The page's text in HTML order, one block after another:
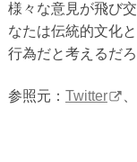
様々な意見が飛び
なたは伝統的文化
行為だと考えるだろ
参照元： Twitter